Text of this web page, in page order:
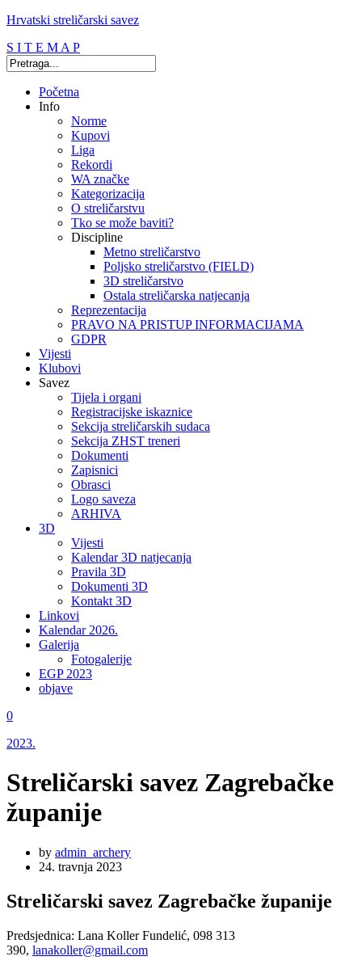
Hrvatski streličarski savez
S I T E M A P
Početna
Info
Norme
Kupovi
Liga
Rekordi
WA značke
Kategorizacija
O streličarstvu
Tko se može baviti?
Discipline
Metno streličarstvo
Poljsko streličarstvo (FIELD)
3D streličarstvo
Ostala streličarska natjecanja
Reprezentacija
PRAVO NA PRISTUP INFORMACIJAMA
GDPR
Vijesti
Klubovi
Savez
Tijela i organi
Registracijske iskaznice
Sekcija streličarskih sudaca
Sekcija ZHST treneri
Dokumenti
Zapisnici
Obrasci
Logo saveza
ARHIVA
3D
Vijesti
Kalendar 3D natjecanja
Pravila 3D
Dokumenti 3D
Kontakt 3D
Linkovi
Kalendar 2026.
Galerija
Fotogalerije
EGP 2023
objave
0
2023.
Streličarski savez Zagrebačke
županije
by admin_archery
24. travnja 2023
Streličarski savez Zagrebačke županije
Predsjednica: Lana Koller Fundelić, 098 313
390, lanakoller@gmail.com